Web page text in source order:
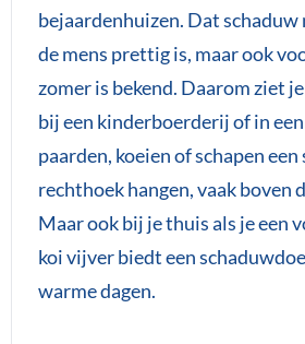
bejaardenhuizen. Dat
de mens prettig is, maar ook
zomer is bekend. Daarom ziet
bij een kinderboerderij of in
paarden, koeien of schapen
rechthoek hangen, vaak boven
Maar ook bij je thuis als je een
koi vijver biedt een
warme dagen.